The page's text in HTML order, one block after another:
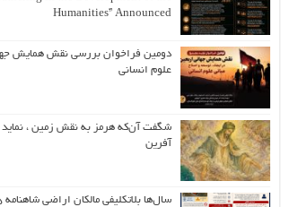
Humanities” Announced
دومین فراخوان بررسی نقش همایش
علوم انسانی
شگفت آن‌که هرمز به نقش زمین ،
آفرین
سال‌ها بلاتکلیفی مالکان اراضی شاهنامه ۳۵ مشهد